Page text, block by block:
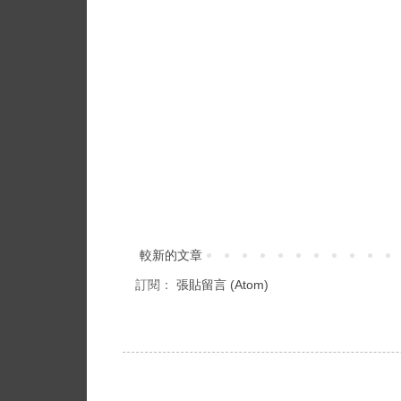
較新的文章
訂閱： 張貼留言 (Atom)